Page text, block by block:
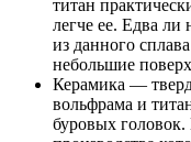
титан
легче ее. Едва ли
из данного
небольшие
Керамика —
вольфрама и
буровых головок.